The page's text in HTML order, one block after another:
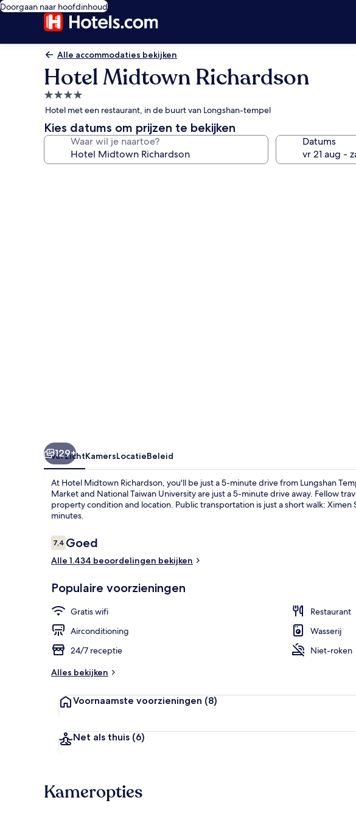
Doorgaan naar hoofdinhoud
Alle accommodaties bekijken
Hotel Midtown Richardson
4.0-
sterrenaccommodatie
Hotel met een restaurant, in de buurt van Longshan-tempel
Kies datums om prijzen te bekijken
Waar wil je naartoe? Datums
129+
OverzichtKamersLocatieBeleid
At Hotel Midtown Richardson, you'll be just a 5-minute drive from Lungshan
Market and National Taiwan University are just a 5-minute drive away. Fellow
property condition and location. Public transportation is just a short walk: Ximen
minutes.
Beoordelingen
7,47,4 op 10 –
Goed
Alle 1.434 beoordelingen bekijken
Populaire voorzieningen
Gratis wifi
Restaurant
Airconditioning
Wasserij
24/7 receptie
Niet-roken
Alles bekijken
Voornaamste voorzieningen (8)
Net als thuis (6)
Kameropties